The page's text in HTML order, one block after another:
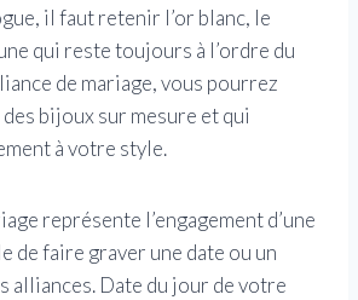
il faut retenir l’or blanc, le
qui reste toujours à l’ordre du
de mariage, vous pourrez
bijoux sur mesure et qui
à votre style.
représente l’engagement d’une
de faire graver une date ou un
alliances. Date du jour de votre